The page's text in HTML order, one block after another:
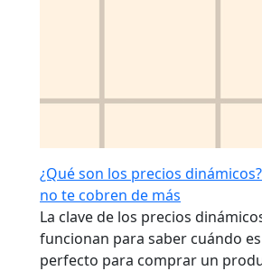
¿Qué son los precios
no te cobren de más
La clave de los precios
funcionan para saber cuándo
perfecto para comprar un